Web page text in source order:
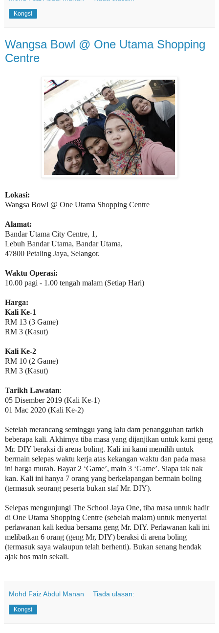
Kongsi
Wangsa Bowl @ One Utama Shopping
Centre
Lokasi:
Wangsa Bowl @ One Utama Shopping Centre
Alamat:
Bandar Utama City Centre, 1,
Lebuh Bandar Utama, Bandar Utama,
47800 Petaling Jaya, Selangor.
Waktu Operasi:
10.00 pagi - 1.00 tengah malam (Setiap Hari)
Harga:
Kali Ke-1
RM 13 (3 Game)
RM 3 (Kasut)
Kali Ke-2
RM 10 (2 Game)
RM 3 (Kasut)
Tarikh Lawatan:
05 Disember 2019 (Kali Ke-1)
01 Mac 2020 (Kali Ke-2)
Setelah merancang seminggu yang lalu dam penangguhan tarikh
beberapa kali. Akhirnya tiba masa yang dijanjikan untuk kami geng
Mr. DIY beraksi di arena boling. Kali ini kami memilih untuk
bermain selepas waktu kerja atas kekangan waktu dan pada masa
ini harga murah. Bayar 2 ‘Game’, main 3 ‘Game’. Siapa tak nak
kan. Kali ini hanya 7 orang yang berkelapangan bermain boling
(termasuk seorang peserta bukan staf Mr. DIY).
Selepas mengunjungi The School Jaya One, tiba masa untuk hadir
di One Utama Shopping Centre (sebelah malam) untuk menyertai
perlawanan kali kedua bersama geng Mr. DIY. Perlawanan kali ini
melibatkan 6 orang (geng Mr, DIY) beraksi di arena boling
(termasuk saya walaupun telah berhenti). Bukan senang hendak
ajak bos main sekali.
Mohd Faiz Abdul Manan Tiada ulasan:
Kongsi